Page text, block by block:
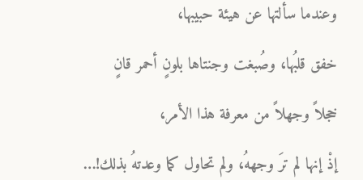
وعندما سألتها عن هيئة حبيبها،
خفق قلبُها، وصُبغت وجنتاها بلونٍ أحمر قانٍ
خجلاً وجهلاً من معرفة هذا الأمر،
إذْ إنها لم ترَ وجههُ، ولم تحاول كما وعدتهُ بذلك!…